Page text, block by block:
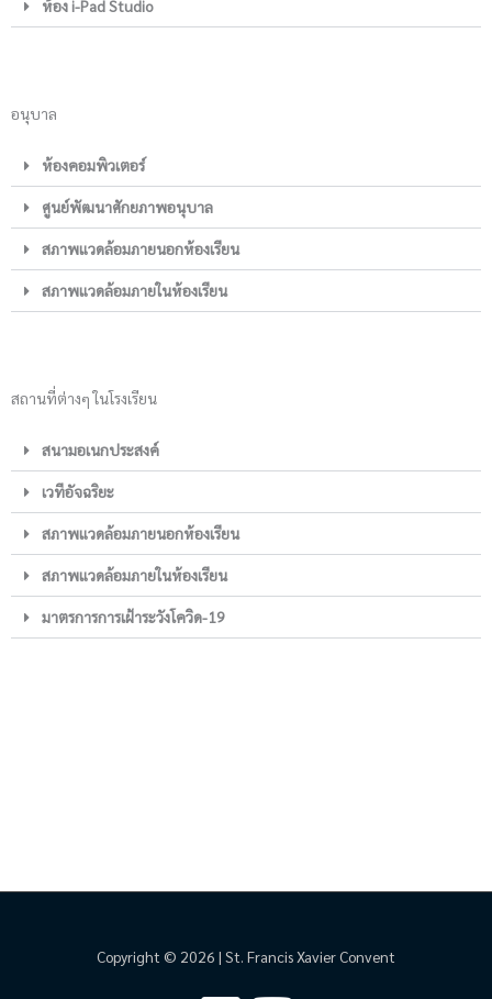
ห้อง i-Pad Studio
อนุบาล
ห้องคอมพิวเตอร์
ศูนย์พัฒนาศักยภาพอนุบาล
สภาพแวดล้อมภายนอกห้องเรียน
สภาพแวดล้อมภายในห้องเรียน
สถานที่ต่างๆ ในโรงเรียน
สนามอเนกประสงค์
เวทีอัจฉริยะ
สภาพแวดล้อมภายนอกห้องเรียน
สภาพแวดล้อมภายในห้องเรียน
มาตรการการเฝ้าระวังโควิด-19
Copyright © 2026 | St. Francis Xavier Convent